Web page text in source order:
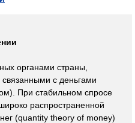
органами страны,
с деньгами
При стабильном спросе
распространенной
(quantity theory of money)